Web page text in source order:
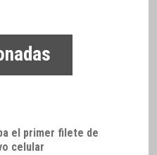
el primer filete de
celular